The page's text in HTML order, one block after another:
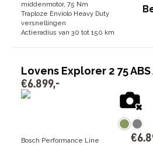
middenmotor, 75 Nm
Traploze Enviolo Heavy Duty
versnellingen
Actieradius van 30 tot 150 km
Lovens Explorer 2 75
€6.899,-
Bosch Performance Line
€6.